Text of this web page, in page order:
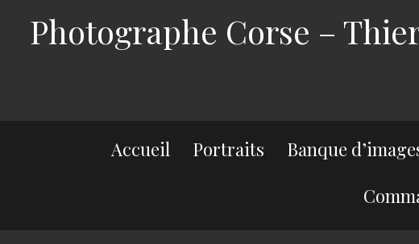
Photographe Corse –
Accueil Portraits Banque